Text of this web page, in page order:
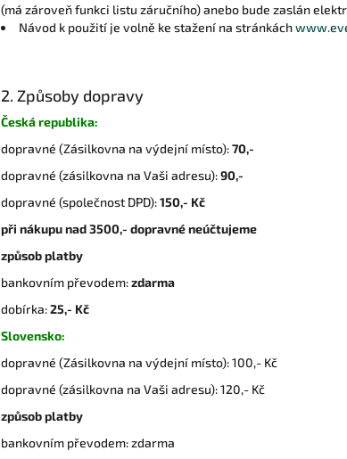
(má zároveň funkci listu záručního) anebo bude zaslán
Návod k použití je volně ke stažení na stránkách
2. Způsoby dopravy
Česká republika:
dopravné (Zásilkovna na výdejní místo):70,-
dopravné (zásilkovna na Vaši adresu):90,-
dopravné (společnost DPD):150,- Kč
při nákupu nad 3500,- dopravné neúčtujeme
způsob platby
bankovním převodem:zdarma
dobírka:25,- Kč
Slovensko:
dopravné (Zásilkovna na výdejní místo): 100,- Kč
dopravné (zásilkovna na Vaši adresu): 120,- Kč
způsob platby
bankovním převodem: zdarma